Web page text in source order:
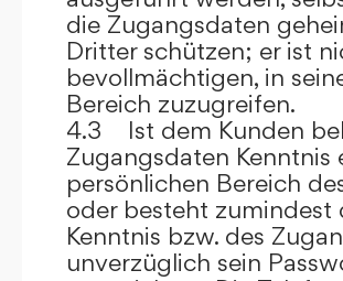
die Zugangsdaten
Dritter schützen; er ist
bevollmächtigen, in
Bereich zuzugreifen.
4.3 Ist dem Kunden
Zugangsdaten
persönlichen Bereich
oder besteht zumindest
Kenntnis bzw. des
unverzüglich sein